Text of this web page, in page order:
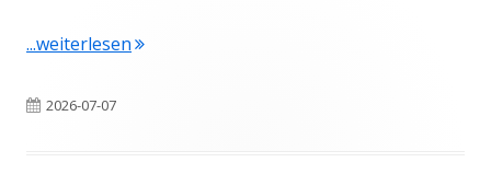
...weiterlesen"Belegstellenbetreuung gesucht"
Veröffentlicht
2026-07-07